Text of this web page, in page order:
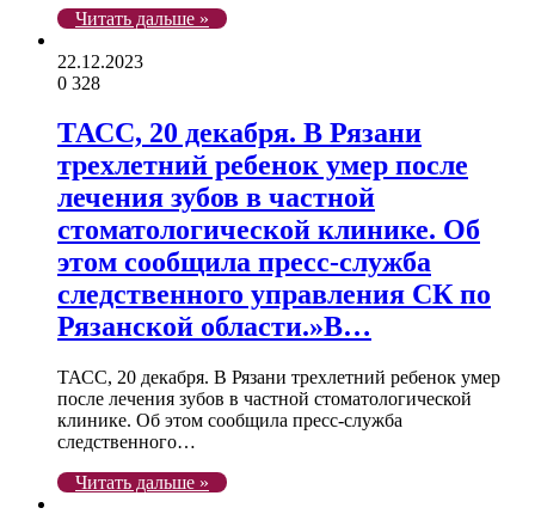
Читать дальше »
22.12.2023
0 328
ТАСС, 20 декабря. В Рязани
трехлетний ребенок умер после
лечения зубов в частной
стоматологической клинике. Об
этом сообщила пресс-служба
следственного управления СК по
Рязанской области.»В…
ТАСС, 20 декабря. В Рязани трехлетний ребенок умер
после лечения зубов в частной стоматологической
клинике. Об этом сообщила пресс-служба
следственного…
Читать дальше »